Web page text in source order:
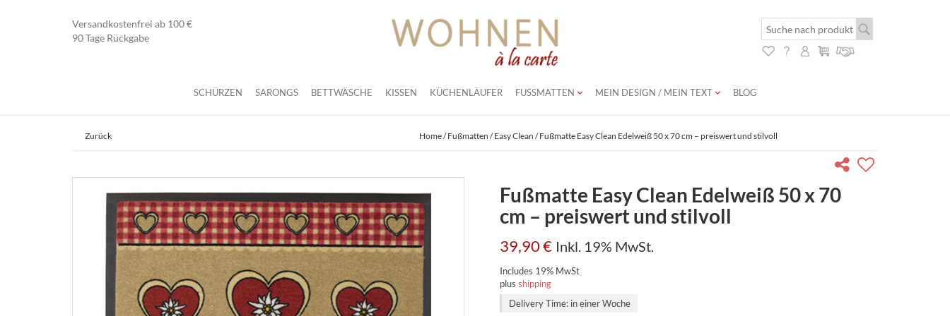
Versandkostenfrei ab 100 €
90 Tage Rückgabe
SCHÜRZEN SARONGS BETTWÄSCHE KISSEN KÜCHENLÄUFER FUSSMATTEN MEIN DESIGN / MEIN TEXT BLOG
Zurück Home/Fußmatten /Easy Clean / Fußmatte Easy Clean Edelweiß 50 x 70 cm – preiswert und stilvoll
Fußmatte Easy Clean Edelweiß 50 x 70
cm – preiswert und stilvoll
39,90€ Inkl. 19% MwSt.
Includes 19% MwSt
plus shipping
Delivery Time: in einer Woche